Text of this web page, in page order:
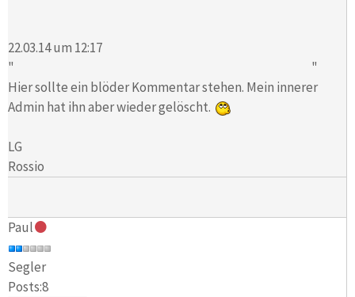
22.03.14 um 12:17
" "
Hier sollte ein blöder Kommentar stehen. Mein innerer
Admin hat ihn aber wieder gelöscht.
LG
Rossio
Paul
Segler
Posts:8